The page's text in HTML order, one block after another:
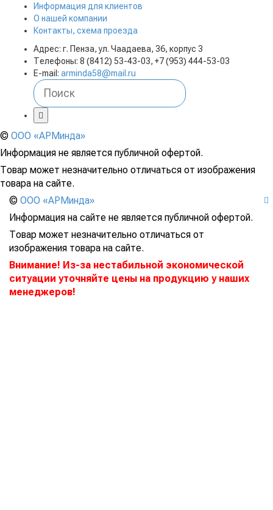
Информация для клиентов
О нашей компании
Контакты, схема проезда
Адрес: г. Пенза, ул. Чаадаева, 36, корпус 3
Телефоны: 8 (8412) 53-43-03, +7 (953) 444-53-03
E-mail: arminda58@mail.ru
© ООО «АРМинда»
Информация не является публичной офертой.
Товар может незначительно отличаться от изображения
товара на сайте.
© ООО «АРМинда»
Информация на сайте не является публичной офертой.
Товар может незначительно отличаться от
изображения товара на сайте.
Внимание! Из-за нестабильной экономической
ситуации уточняйте цены на продукцию у наших
менеджеров!